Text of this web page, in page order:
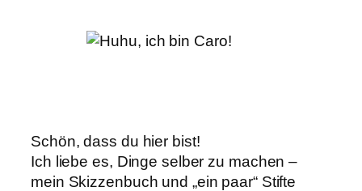
Schön, dass du hier bist!
Ich liebe es, Dinge selber zu machen –
mein Skizzenbuch und „ein paar“ Stifte